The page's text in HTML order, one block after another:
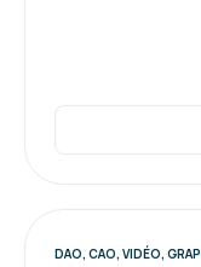
DAO, CAO, VIDÉO,